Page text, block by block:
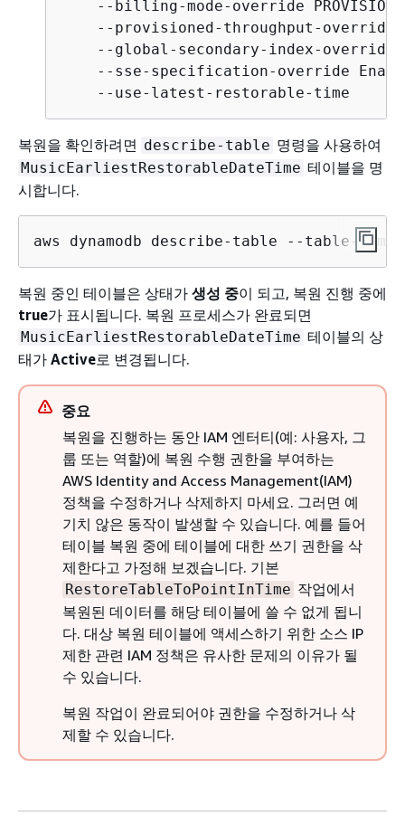
--billing-mode-override
--provisioned-throughput-
--global-secondary-index-
--sse-specification-override
    --use-latest-restorable-time
복원을 확인하려면 describe-table 명령을 사용하여
MusicEarliestRestorableDateTime 테이블을 명
시합니다.
aws dynamodb describe-table --table-
복원 중인 테이블은 상태가 생성 중이 되고, 복원 진행 중에
true가 표시됩니다. 복원 프로세스가 완료되면
MusicEarliestRestorableDateTime 테이블의 상
태가 Active로 변경됩니다.
중요
복원을 진행하는 동안 IAM 엔터티(예: 사용자, 그
룹 또는 역할)에 복원 수행 권한을 부여하는
AWS Identity and Access Management(IAM)
정책을 수정하거나 삭제하지 마세요. 그러면 예
기치 않은 동작이 발생할 수 있습니다. 예를 들어
테이블 복원 중에 테이블에 대한 쓰기 권한을 삭
제한다고 가정해 보겠습니다. 기본
RestoreTableToPointInTime 작업에서
복원된 데이터를 해당 테이블에 쓸 수 없게 됩니
다. 대상 복원 테이블에 액세스하기 위한 소스 IP
제한 관련 IAM 정책은 유사한 문제의 이유가 될
수 있습니다.
복원 작업이 완료되어야 권한을 수정하거나 삭
제할 수 있습니다.